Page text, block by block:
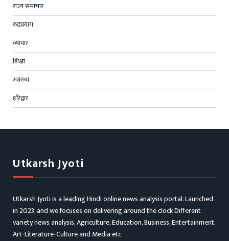
राज्य समाचार
रुद्रप्रयाग
व्यापार
शिक्षा
स्वास्थ्य
हरिद्वार
Utkarsh Jyoti
Utkarsh Jyoti is a leading Hindi online news analysis portal. Launched
in 2023, and we focuses on delivering around the clock Different
variety news analysis, Agriculture, Education, Business, Entertainment,
Art-Literature-Culture and Media etc.